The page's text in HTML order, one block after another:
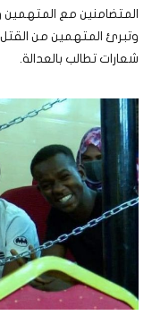
المتضامنين مع المتهمين
وتبرئ المتهمين من
شعارات تطالب بالعدالة.